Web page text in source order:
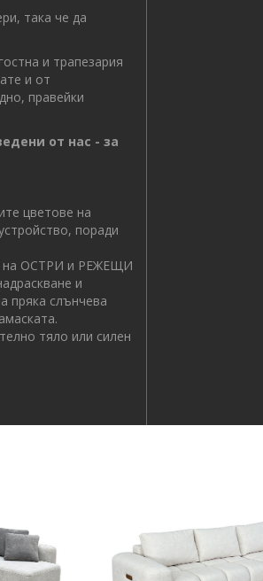
така че да
и трапезария
и от
правейки
от нас - за
цветове на
поради
на ОСТРИ и РЕЖЕЩИ
и
пряка слънчева
тяло или силен